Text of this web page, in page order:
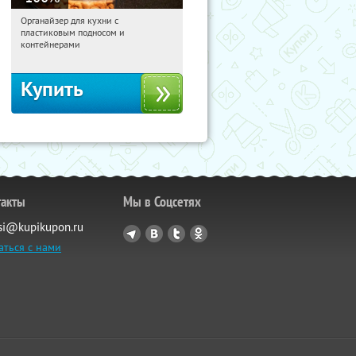
04:43:09 Получили:
Россия
Органайзер для кухни с
пластиковым подносом и
контейнерами
Купить
с нами
Мы в Соцсетях